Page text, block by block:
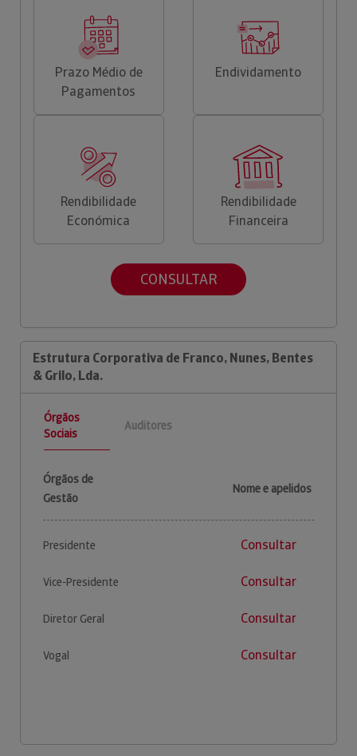
Prazo Médio de
Pagamentos
Endividamento
Rendibilidade
Económica
Rendibilidade
Financeira
CONSULTAR
Estrutura Corporativa de Franco, Nunes, Bentes
& Grilo, Lda.
Órgãos
Sociais
Auditores
Órgãos de
Gestão
Nome e apelidos
Presidente Consultar
Vice-Presidente Consultar
Diretor Geral Consultar
Vogal Consultar